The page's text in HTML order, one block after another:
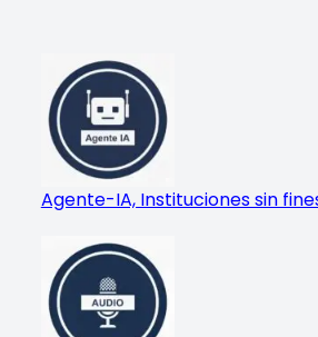
Agente-IA, Instituciones sin